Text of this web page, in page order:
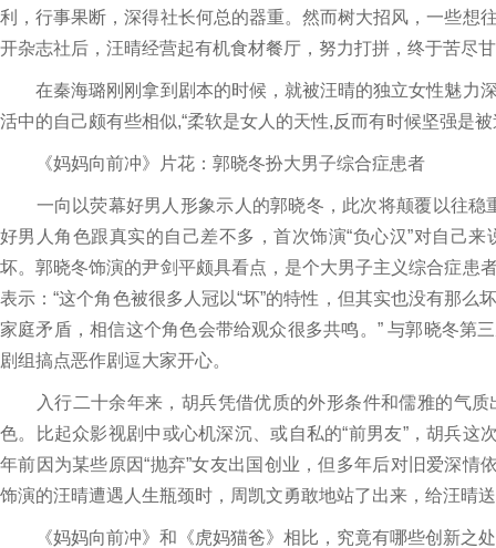
利，行事果断，深得社长何总的器重。然而树大招风，一些想
开杂志社后，汪晴经营起有机食材餐厅，努力打拼，终于苦尽
在秦海璐刚刚拿到剧本的时候，就被汪晴的独立女性魅力
活中的自己颇有些相似,“柔软是女人的天性,反而有时候坚强是被
《妈妈向前冲》片花：郭晓冬扮大男子综合症患者
一向以荧幕好男人形象示人的郭晓冬，此次将颠覆以往稳
好男人角色跟真实的自己差不多，首次饰演“负心汉”对自己
坏。郭晓冬饰演的尹剑平颇具看点，是个大男子主义综合症患
表示：“这个角色被很多人冠以“坏”的特性，但其实也没有那
家庭矛盾，相信这个角色会带给观众很多共鸣。” 与郭晓冬第
剧组搞点恶作剧逗大家开心。
入行二十余年来，胡兵凭借优质的外形条件和儒雅的气质
色。比起众影视剧中或心机深沉、或自私的“前男友”，胡兵这
年前因为某些原因“抛弃”女友出国创业，但多年后对旧爱深情
饰演的汪晴遭遇人生瓶颈时，周凯文勇敢地站了出来，给汪晴
《妈妈向前冲》和《虎妈猫爸》相比，究竟有哪些创新之处